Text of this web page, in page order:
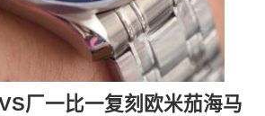
厂一比一复刻欧米茄海马